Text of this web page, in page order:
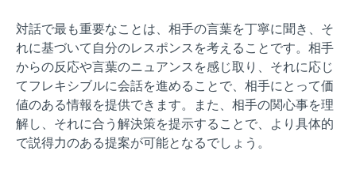
対話で最も重要なことは、相手の言葉を丁寧に聞き、そ
れに基づいて自分のレスポンスを考えることです。相手
からの反応や言葉のニュアンスを感じ取り、それに応じ
てフレキシブルに会話を進めることで、相手にとって価
値のある情報を提供できます。また、相手の関心事を理
解し、それに合う解決策を提示することで、より具体的
で説得力のある提案が可能となるでしょう。